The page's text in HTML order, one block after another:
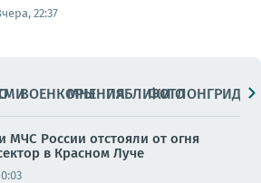
22:37
ВОЕНКОРЫМНЕНИЯПАБЛИКИ
ФОТОЛОНГРИДЫ
МЧС России отстояли от огня
в Красном Луче